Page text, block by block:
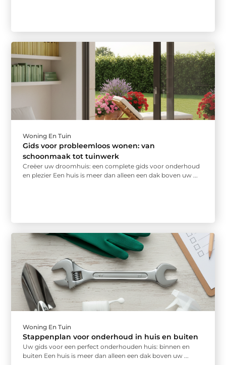
Woning En Tuin
Gids voor probleemloos wonen: van
schoonmaak tot tuinwerk
Creëer uw droomhuis: een complete gids voor onderhoud
en plezier Een huis is meer dan alleen een dak boven uw ...
Woning En Tuin
Stappenplan voor onderhoud in huis en buiten
Uw gids voor een perfect onderhouden huis: binnen en
buiten Een huis is meer dan alleen een dak boven uw ...